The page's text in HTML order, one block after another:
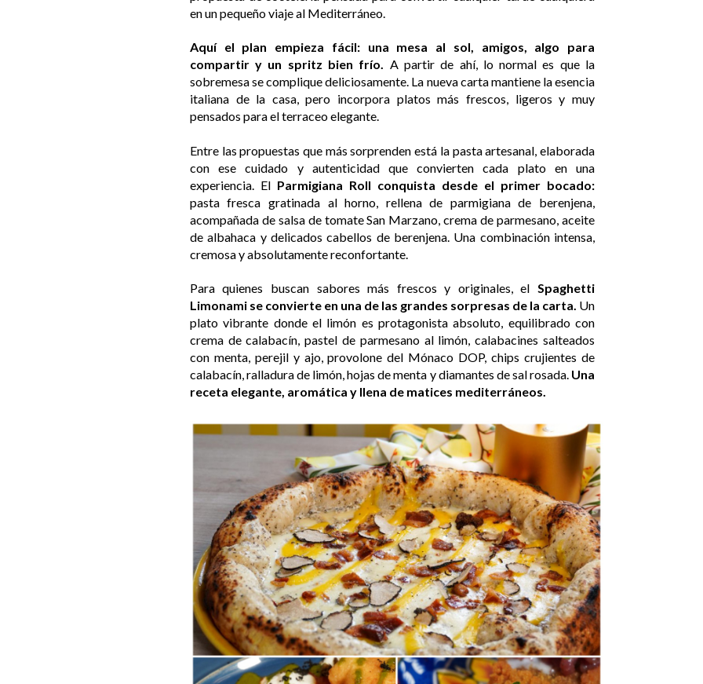
en un pequeño viaje al Mediterráneo.
Aquí el plan empieza fácil: una mesa al sol, amigos, algo para
compartir y un spritz bien frío. A partir de ahí, lo normal es que la
sobremesa se complique deliciosamente. La nueva carta mantiene la esencia
italiana de la casa, pero incorpora platos más frescos, ligeros y muy
pensados para el terraceo elegante.
Entre las propuestas que más sorprenden está la pasta artesanal, elaborada
con ese cuidado y autenticidad que convierten cada plato en una
experiencia. El Parmigiana Roll conquista desde el primer bocado:
pasta fresca gratinada al horno, rellena de parmigiana de berenjena,
acompañada de salsa de tomate San Marzano, crema de parmesano, aceite
de albahaca y delicados cabellos de berenjena. Una combinación intensa,
cremosa y absolutamente reconfortante.
Para quienes buscan sabores más frescos y originales, el Spaghetti
Limonami se convierte en una de las grandes sorpresas de la carta. Un
plato vibrante donde el limón es protagonista absoluto, equilibrado con
crema de calabacín, pastel de parmesano al limón, calabacines salteados
con menta, perejil y ajo, provolone del Mónaco DOP, chips crujientes de
calabacín, ralladura de limón, hojas de menta y diamantes de sal rosada. Una
receta elegante, aromática y llena de matices mediterráneos.